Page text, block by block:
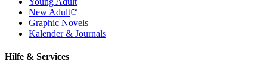
New Adult
Graphic Novels
Kalender & Journals
Hilfe & Services